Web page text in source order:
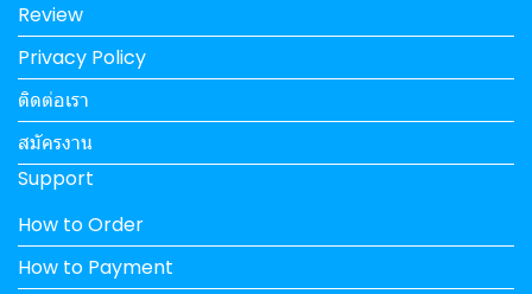
Review
Privacy Policy
ติดต่อเรา
สมัครงาน
Support
How to Order
How to Payment